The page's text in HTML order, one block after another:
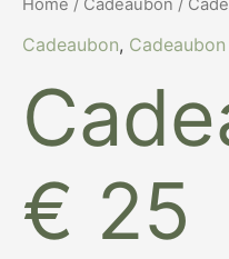
Home / Cadeaubon /
Cadeaubon,
€ 25